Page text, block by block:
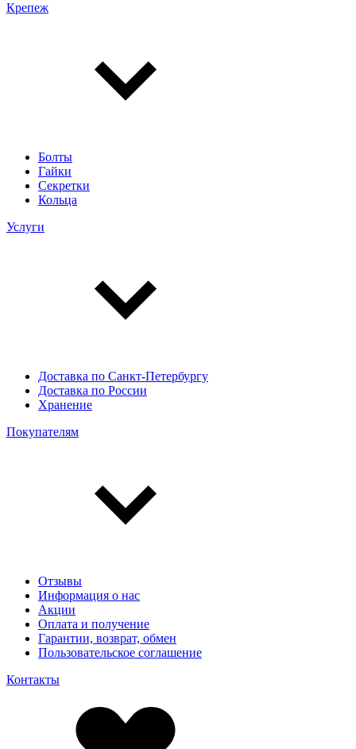
Крепеж
Болты
Гайки
Секретки
Кольца
Услуги
Доставка по Санкт-Петербургу
Доставка по России
Хранение
Покупателям
Отзывы
Информация о нас
Акции
Оплата и получение
Гарантии, возврат, обмен
Пользовательское соглашение
Контакты